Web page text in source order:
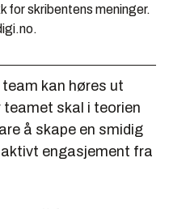
skribentens meninger.
kan høres ut
skal i teorien
å skape en smidig
engasjement fra